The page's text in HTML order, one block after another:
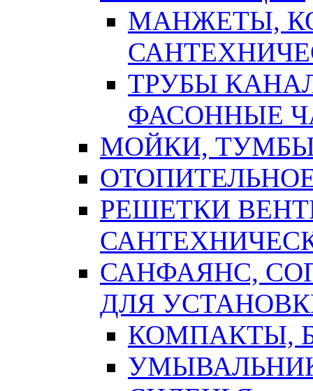
МАНЖЕТЫ,
ТРУБЫ
ФАСОННЫЕ
МОЙКИ,
РЕШЕТКИ
САНФАЯНС,
ДЛЯ
КОМПАКТЫ,